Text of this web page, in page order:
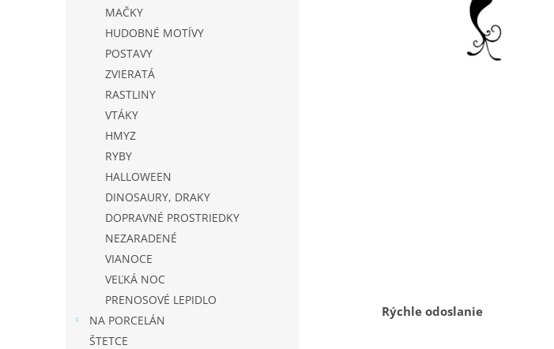
MAČKY
HUDOBNÉ MOTÍVY
POSTAVY
ZVIERATÁ
RASTLINY
VTÁKY
HMYZ
RYBY
HALLOWEEN
DINOSAURY, DRAKY
DOPRAVNÉ PROSTRIEDKY
NEZARADENÉ
VIANOCE
VEĽKÁ NOC
PRENOSOVÉ LEPIDLO
NA PORCELÁN
ŠTETCE
Rýchle odoslanie